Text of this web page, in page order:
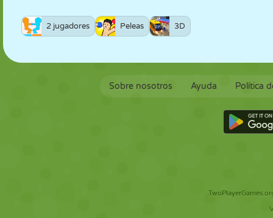
2 jugadores Peleas 3D
Sobre nosotros Ayuda Política